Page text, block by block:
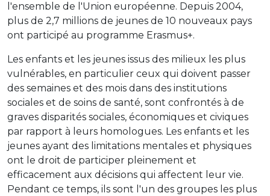
l'ensemble de l'Union européenne. Depuis 2004,
plus de 2,7 millions de jeunes de 10 nouveaux pays
ont participé au programme Erasmus+.
Les enfants et les jeunes issus des milieux les plus
vulnérables, en particulier ceux qui doivent passer
des semaines et des mois dans des institutions
sociales et de soins de santé, sont confrontés à de
graves disparités sociales, économiques et civiques
par rapport à leurs homologues. Les enfants et les
jeunes ayant des limitations mentales et physiques
ont le droit de participer pleinement et
efficacement aux décisions qui affectent leur vie.
Pendant ce temps, ils sont l'un des groupes les plus